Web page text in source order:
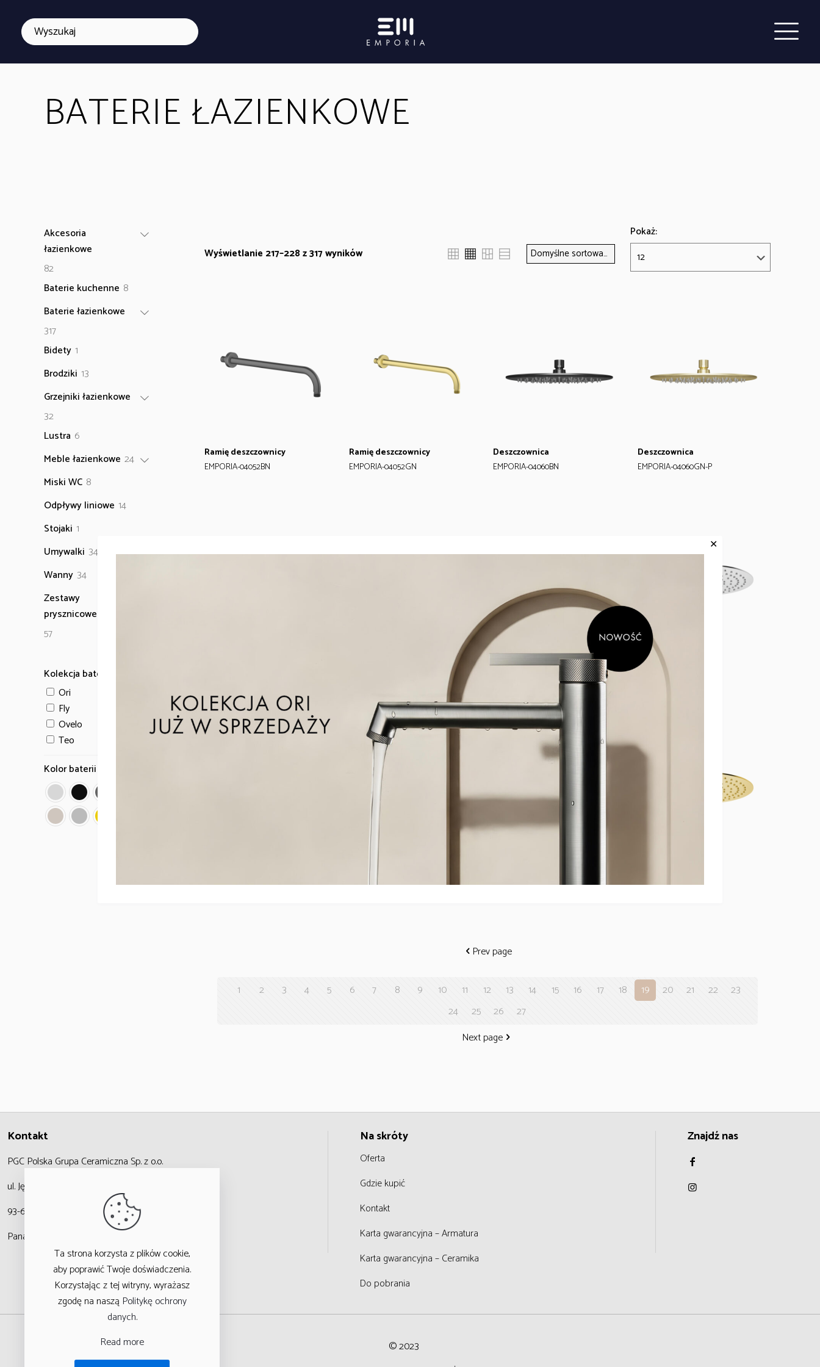
BATERIE ŁAZIENKOWE
Akcesoria
łazienkowe
8282
produkty
Baterie kuchenne 88
Baterie łazienkowe
317317
produktów
Bidety 1
Brodziki 13
produktów
Grzejniki łazienkowe
3232
produkty
Lustra 66
produktów
Meble łazienkowe 2424
Miski WC 88
produktów
Odpływy liniowe 1414
Stojaki 1
produkt
Umywalki 34
Wanny 3434
Zestawy
prysznicowe
5757
Kolekcja baterii
Ori
Fly
Ovelo
Teo
Kolor baterii
Wyświetlanie 217–228 z 317 wyników
Pokaż:
Ramię deszczownicy
EMPORIA-04052BN
Ramię deszczownicy
EMPORIA-04052GN
Deszczownica
EMPORIA-04060BN
Deszczownica
EMPORIA-04060GN-P
Deszczownica
EMPORIA-04062BM
Deszczownica
EMPORIA-04062CHR
EMPORIA-04062GN
Deszczownica
EMPORIA-04062BRG
EMPORIA-04062BN
EMPORIA-04062GD
Prev page
1 2 3 4 5 6 7 8 9 10 11 12 13 14 15 16 17 18 19 20 21 22
23
24
25 26
27
Next page
Kontakt
PGC Polska Grupa Ceramiczna Sp. z o.o.
ul. Jędrzejowska 47,
93-636 Łódź
Panattoni Logistic Hub
Na skróty
Oferta
Gdzie kupić
Kontakt
Karta gwarancyjna – Armatura
Karta gwarancyjna – Ceramika
Do pobrania
Znajdź nas
© 2023
✕
Ta strona korzysta z plików cookie,
aby poprawić Twoje doświadczenia.
Korzystając z tej witryny, wyrażasz
zgodę na naszą Politykę ochrony
danych.
Read more